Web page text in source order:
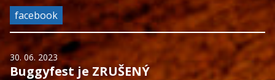
facebook
30. 06. 2023
Buggyfest je ZRUŠENÝ